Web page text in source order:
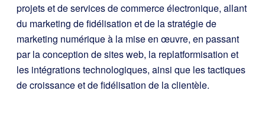
projets et de services de commerce électronique, allant
du marketing de fidélisation et de la stratégie de
marketing numérique à la mise en œuvre, en passant
par la conception de sites web, la replatformisation et
les intégrations technologiques, ainsi que les tactiques
de croissance et de fidélisation de la clientèle.